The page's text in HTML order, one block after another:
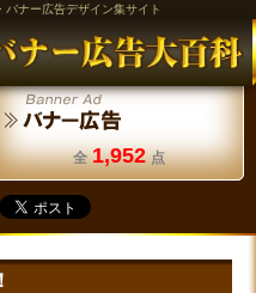
ナー広告デザイン集サイト
全 1,952 点